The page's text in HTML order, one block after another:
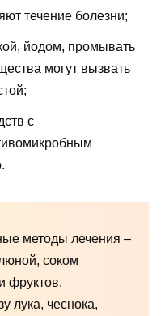
течение болезни;
йодом, промывать
могут вызвать
с
методы лечения –
соком
фруктов,
лука, чеснока,